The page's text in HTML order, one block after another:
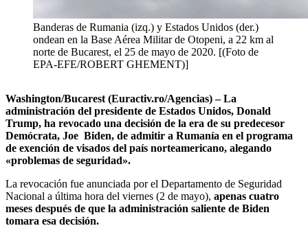
Banderas de Rumania (izq.) y Estados Unidos (der.)
ondean en la Base Aérea Militar de Otopeni, a 22 km al
norte de Bucarest, el 25 de mayo de 2020. [(Foto de
EPA-EFE/ROBERT GHEMENT)]
Washington/Bucarest (Euractiv.ro/Agencias) – La
administración del presidente de Estados Unidos, Donald
Trump, ha revocado una decisión de la era de su predecesor
Demócrata, Joe Biden, de admitir a Rumanía en el programa
de exención de visados del país norteamericano, alegando
«problemas de seguridad».
La revocación fue anunciada por el Departamento de Seguridad
Nacional a última hora del viernes (2 de mayo), apenas cuatro
meses después de que la administración saliente de Biden
tomara esa decisión.